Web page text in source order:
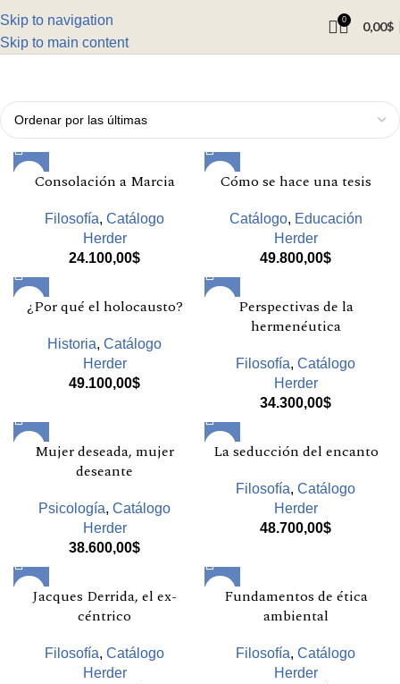
Skip to navigation
Skip to main content
0 0,00$
Consolación a Marcia
Filosofía, Catálogo
Herder
24.100,00$
Cómo se hace una tesis
Catálogo, Educación
Herder
49.800,00$
¿Por qué el holocausto?
Historia, Catálogo
Herder
49.100,00$
Perspectivas de la
hermenéutica
Filosofía, Catálogo
Herder
34.300,00$
Mujer deseada, mujer
deseante
Psicología, Catálogo
Herder
38.600,00$
La seducción del encanto
Filosofía, Catálogo
Herder
48.700,00$
Jacques Derrida, el ex-
céntrico
Filosofía, Catálogo
Herder
Fundamentos de ética
ambiental
Filosofía, Catálogo
Herder